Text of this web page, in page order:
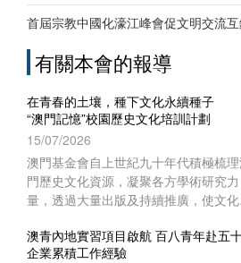
首屆宗教中國化濠江峰會促文明交流
有關本會的報導
在青春的土壤，種下文化永續種子
“澳門記憶”校園歷史文化培訓計劃
15/07/2026
澳門基金會自上世紀九十年代積極梳
門歷史文化資源，凝聚各方學術研究力
量，透過大量出版及持續推廣，使文
文化保育的關注。
澳青內地實習項目啟航 百八青年赴五十
企業累積工作經驗